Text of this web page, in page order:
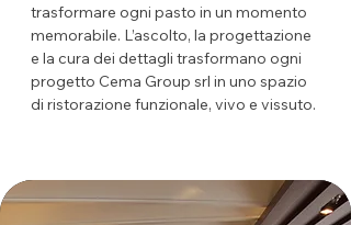
trasformare ogni pasto in un momento
memorabile. L’ascolto, la progettazione
e la cura dei dettagli trasformano ogni
progetto Cema Group srl in uno spazio
di ristorazione funzionale, vivo e vissuto.